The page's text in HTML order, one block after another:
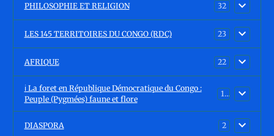
PHILOSOPHIE ET RELIGION 32
LES 145 TERRITOIRES DU CONGO (RDC) 23
AFRIQUE 22
ℹ️ La foret en République Démocratique du Congo :
Peuple (Pygmées) faune et flore
15
DIASPORA 2